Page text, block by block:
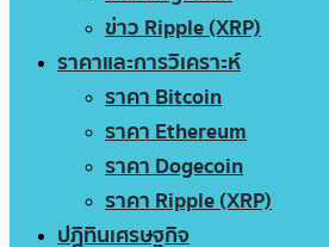
ข่าว Ripple (XRP)
ราคาและการวิเคราะห์
ราคา Bitcoin
ราคา Ethereum
ราคา Dogecoin
ราคา Ripple (XRP)
ปฏิทินเศรษฐกิจ